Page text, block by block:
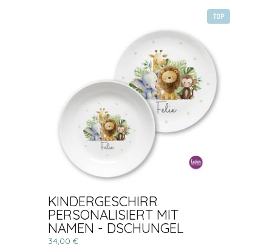
TOP
KINDERGESCHIRR
PERSONALISIERT MIT
NAMEN - DSCHUNGEL
34,00 €